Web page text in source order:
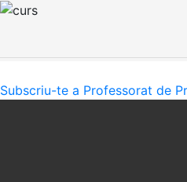
Subscriu-te a Professorat de